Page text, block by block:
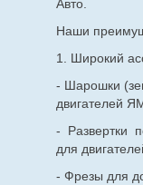
Авто.
Наши
1. Широкий
- Шарошки
двигателей
- Развертки
для
- Фрезы для